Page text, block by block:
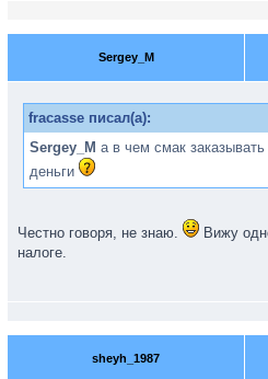
Sergey_M
fracasse писал(а):
Sergey_M а в чем смак
деньги
Честно говоря, не знаю.
Вижу
налоге.
sheyh_1987